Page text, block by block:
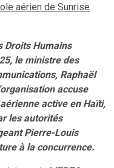
aérien de Sunrise
Droits Humains
le ministre des
Raphaël
accuse
active en Haïti,
les autorités
Pierre-Louis
à la concurrence.